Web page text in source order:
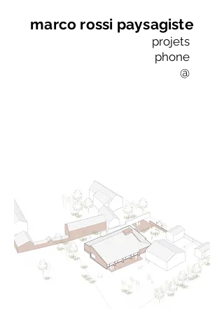
marco rossi paysagiste
projets
phone
@